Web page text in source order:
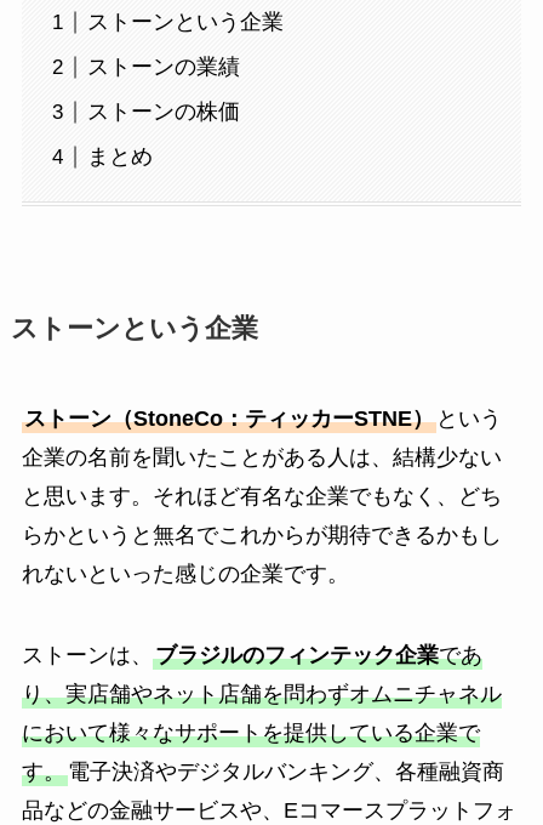
ストーンという企業
ストーンの業績
ストーンの株価
まとめ
ストーンという企業
ストーン（StoneCo：ティッカーSTNE）という
企業の名前を聞いたことがある人は、結構少ない
と思います。それほど有名な企業でもなく、どち
らかというと無名でこれからが期待できるかもし
れないといった感じの企業です。
ストーンは、 ブラジルのフィンテック企業であ
り、実店舗やネット店舗を問わずオムニチャネル
において様々なサポートを提供している企業で
す。電子決済やデジタルバンキング、各種融資商
品などの金融サービスや、Eコマースプラットフォ